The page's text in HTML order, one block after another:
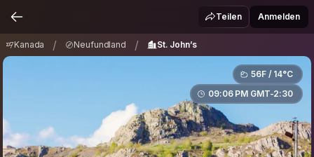
St. John’s
Teilen Anmelden
Kanada / Neufundland / St. John’s
56F / 14°C
09:06 PM GMT-2:30